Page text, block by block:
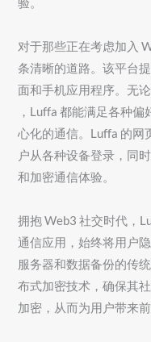
对于那些正在考虑加入
条清晰的道路。该平台
面和手机应用程序。无
，Luffa 都能满足各种
心化的通信。Luffa 的网
户从各种设备登录，同
和加密通信体验。
拥抱 Web3 社交时代，
通信应用，始终将用户
服务器和数据备份的传
布式加密技术，确保其
加密，从而为用户带来